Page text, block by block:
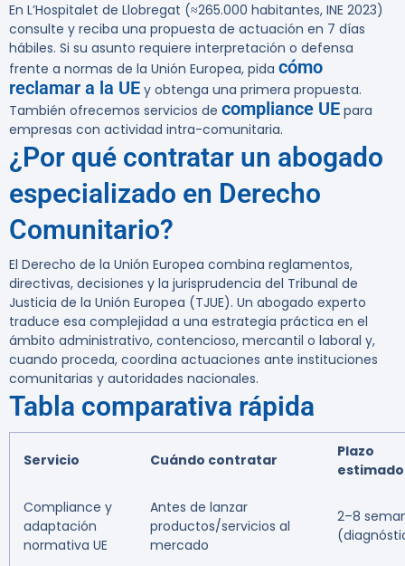
En L’Hospitalet de Llobregat (≈265.000 habitantes, INE 2023)
consulte y reciba una propuesta de actuación en 7 días
hábiles. Si su asunto requiere interpretación o defensa
frente a normas de la Unión Europea, pida cómo
reclamar a la UE y obtenga una primera propuesta.
También ofrecemos servicios de compliance UE para
empresas con actividad intra-comunitaria.
¿Por qué contratar un abogado
especializado en Derecho
Comunitario?
El Derecho de la Unión Europea combina reglamentos,
directivas, decisiones y la jurisprudencia del Tribunal de
Justicia de la Unión Europea (TJUE). Un abogado experto
traduce esa complejidad a una estrategia práctica en el
ámbito administrativo, contencioso, mercantil o laboral y,
cuando proceda, coordina actuaciones ante instituciones
comunitarias y autoridades nacionales.
Tabla comparativa rápida
Servicio Cuándo contratar
Plazo
estimado
Compliance y
adaptación
normativa UE
Antes de lanzar
productos/servicios al
mercado
2–8